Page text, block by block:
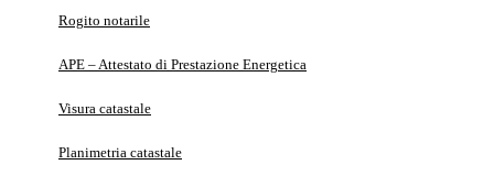
Rogito notarile
APE – Attestato di Prestazione Energetica
Visura catastale
Planimetria catastale